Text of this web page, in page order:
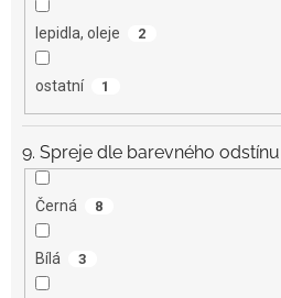
lepidla, oleje 2
ostatní 1
9. Spreje dle barevného odstínu
Černá 8
Bílá 3